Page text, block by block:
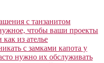
с танзанитом
чтобы ваши проекты
из ателье
с замками капота у
нужно их обслуживать